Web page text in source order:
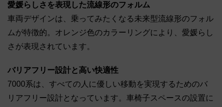
愛媛らしさを表現した流線形のフォルム
車両デザインは、乗ってみたくなる未来型流線形のフォル
ムが特徴的。オレンジ色のカラーリングにより、愛媛らし
さが表現されています。
バリアフリー設計と高い快適性
7000系は、すべての人に優しい移動を実現するためのバ
リアフリー設計となっています。車椅子スペースの設置に